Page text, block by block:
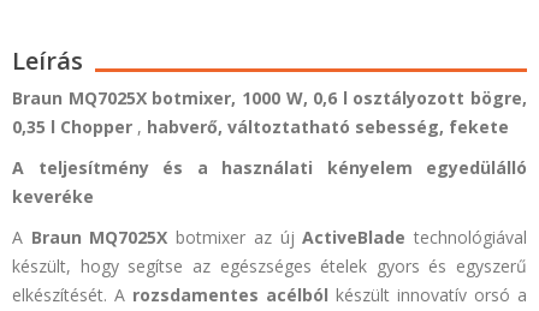
Leírás
Braun MQ7025X botmixer, 1000 W, 0,6 l osztályozott bögre,
0,35 l Chopper , habverő, változtatható sebesség, fekete
A teljesítmény és a használati kényelem egyedülálló
keveréke
A Braun MQ7025X botmixer az újActiveBlade technológiával
készült, hogy segítse az egészséges ételek gyors és egyszerű
elkészítését. A rozsdamentes acélból készült innovatív orsó a